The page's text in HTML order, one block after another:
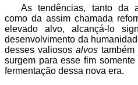
As tendências, tanto da
como da assim chamada
elevado alvo, alcançá-lo
desenvolvimento da
desses valiososalvos
surgem para esse fim
fermentação dessa nova era.